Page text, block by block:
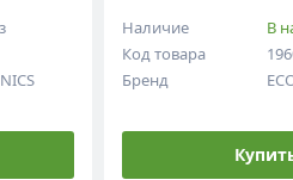
Наличие
В
Код товара
Бренд